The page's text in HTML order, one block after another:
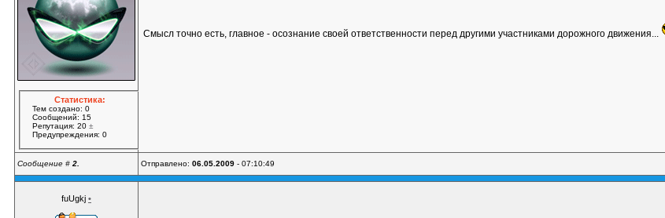
Статистика:
Тем создано: 0
Сообщений: 15
Репутация: 20±
Предупреждения: 0
Смысл точно есть, главное - осознание своей ответственности перед другими участниками дорожного движения...
Сообщение # 2. Отправлено: 06.05.2009 - 07:10:49
fuUgkj •